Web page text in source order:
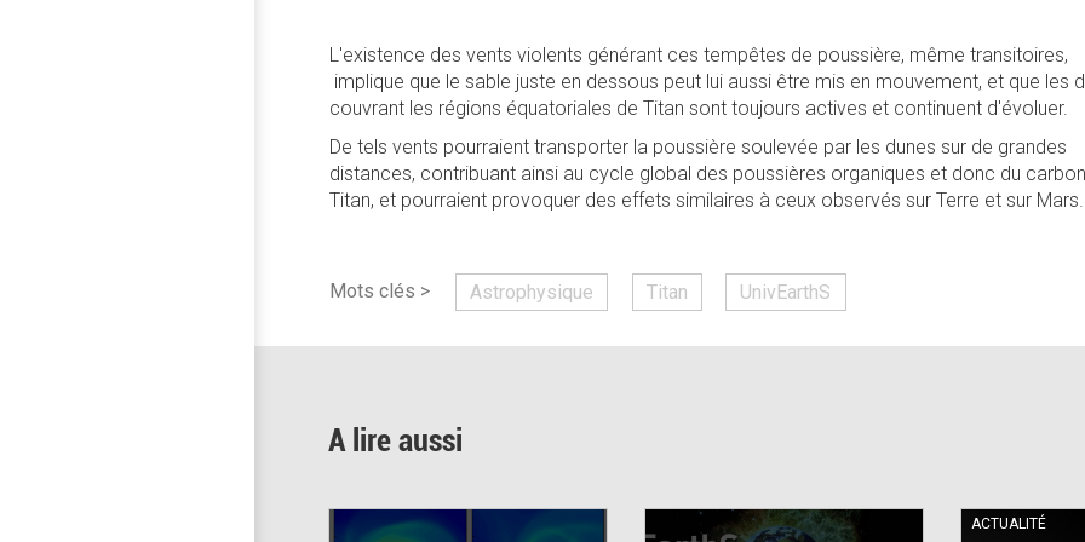
L'existence des vents violents générant ces tempêtes de poussière, même transitoires,
implique que le sable juste en dessous peut lui aussi être mis en mouvement, et que les
couvrant les régions équatoriales de Titan sont toujours actives et continuent d'évoluer.
De tels vents pourraient transporter la poussière soulevée par les dunes sur de grandes
distances, contribuant ainsi au cycle global des poussières organiques et donc du
Titan, et pourraient provoquer des effets similaires à ceux observés sur Terre et sur Mars.
Mots clés > Astrophysique Titan UnivEarthS
A lire aussi
ACTUALITÉ